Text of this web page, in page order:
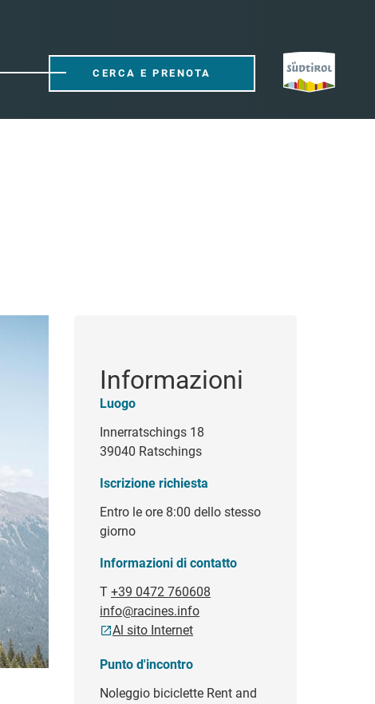
CERCA E PRENOTA
Informazioni
Luogo
Innerratschings 18
39040 Ratschings
Iscrizione richiesta
Entro le ore 8:00 dello stesso
giorno
Informazioni di contatto
T +39 0472 760608
info@racines.info
Al sito Internet
Punto d'incontro
Noleggio biciclette Rent and